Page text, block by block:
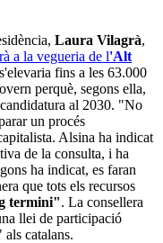
Laura Vilagrà,
a la vegueria de l'Alt
fins a les 63.000
perquè, segons ella,
al 2030. "No
un procés
Alsina ha indicat
de la consulta, i ha
ha indicat, es faran
que tots els recursos
termini". La consellera
llei de participació
catalans.